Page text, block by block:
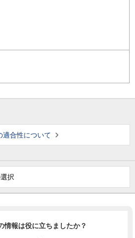
適合性について
択
情報は役に立ちましたか？